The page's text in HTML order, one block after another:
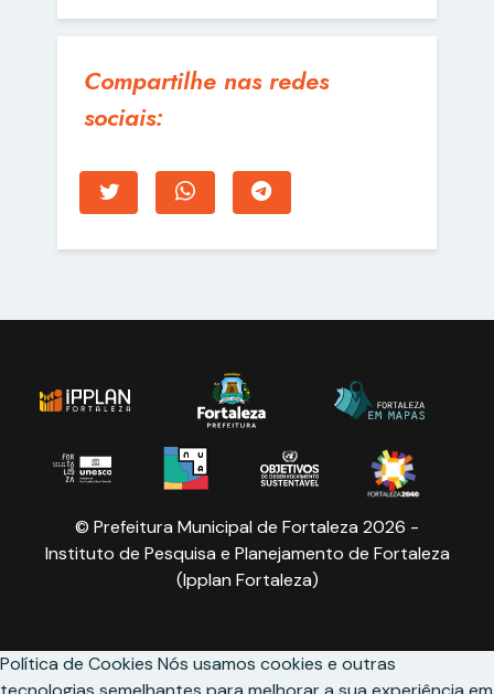
Compartilhe nas redes
sociais:
© Prefeitura Municipal de Fortaleza 2026 -
Instituto de Pesquisa e Planejamento de Fortaleza
(Ipplan Fortaleza)
Política de Cookies Nós usamos cookies e outras